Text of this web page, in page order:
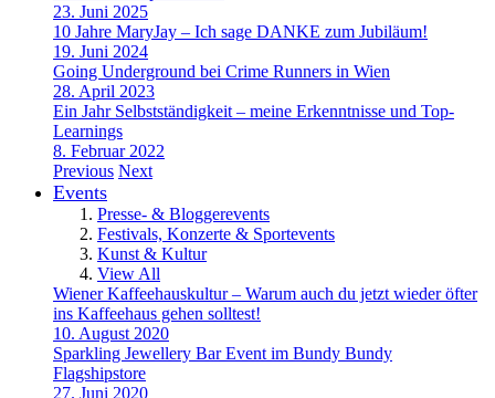
23. Juni 2025
10 Jahre MaryJay – Ich sage DANKE zum Jubiläum!
19. Juni 2024
Going Underground bei Crime Runners in Wien
28. April 2023
Ein Jahr Selbstständigkeit – meine Erkenntnisse und Top-
Learnings
8. Februar 2022
Previous Next
Events
Presse- & Bloggerevents
Festivals, Konzerte & Sportevents
Kunst & Kultur
View All
Wiener Kaffeehauskultur – Warum auch du jetzt wieder öfter
ins Kaffeehaus gehen solltest!
10. August 2020
Sparkling Jewellery Bar Event im Bundy Bundy
Flagshipstore
27. Juni 2020